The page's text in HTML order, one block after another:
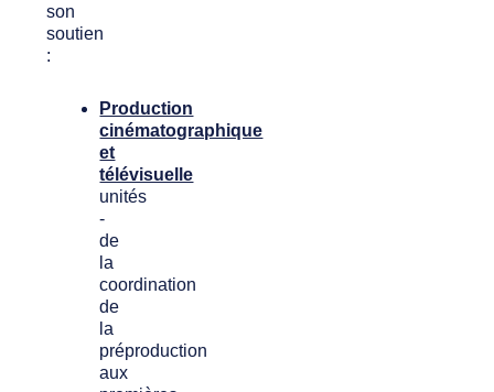
son
soutien
:
Production
cinématographique
et
télévisuelle
unités
-
de
la
coordination
de
la
préproduction
aux